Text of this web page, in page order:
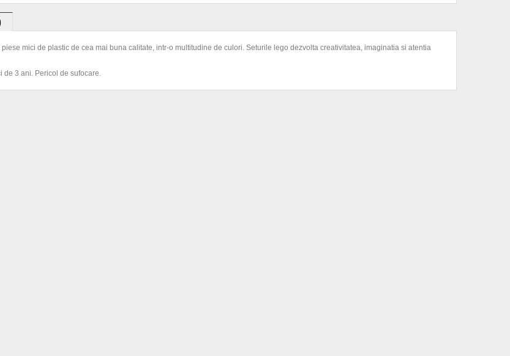
mici de plastic de cea mai buna calitate, intr-o multitudine de culori. Seturile lego dezvolta creativitatea, imaginatia si atentia
de 3 ani. Pericol de sufocare.